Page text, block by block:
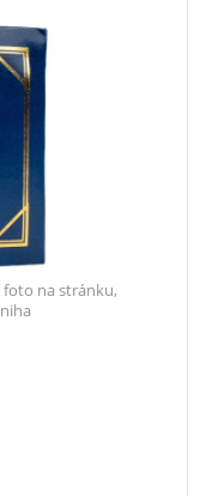
foto na stránku,